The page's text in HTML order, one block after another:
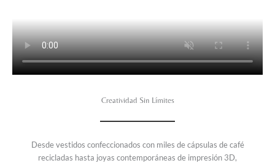
Creatividad Sin Límites
Desde vestidos confeccionados con miles de cápsulas de café
recicladas hasta joyas contemporáneas de impresión 3D,